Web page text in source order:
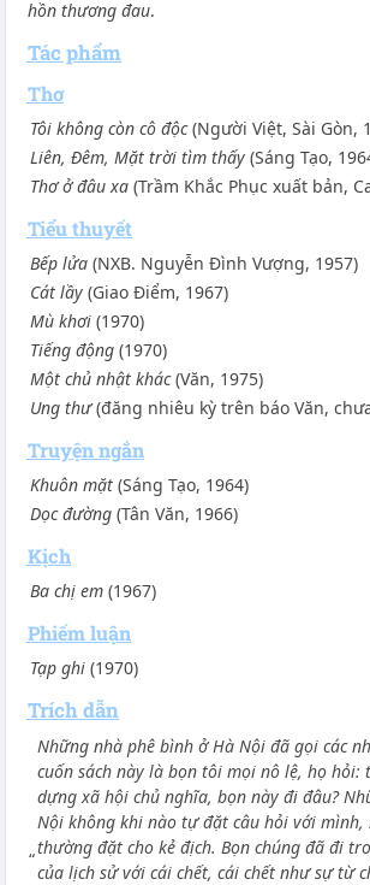
hồn thương đau.
Tác phẩm
Thơ
Tôi không còn cô độc(Người Việt, Sài Gòn,
Liên, Đêm, Mặt trời tìm thấy(Sáng Tạo,
Thơ ở đâu xa(Trầm Khắc Phục xuất bản,
Tiểu thuyết
Bếp lửa(NXB. Nguyễn Đình Vượng, 1957)
Cát lầy(Giao Điểm, 1967)
Mù khơi(1970)
Tiếng động(1970)
Một chủ nhật khác(Văn, 1975)
Ung thư(đăng nhiêu kỳ trên báo Văn,
Truyện ngắn
Khuôn mặt(Sáng Tạo, 1964)
Dọc đường(Tân Văn, 1966)
Kịch
Ba chị em(1967)
Phiếm luận
Tạp ghi(1970)
Trích dẫn
“
Những nhà phê bình ở Hà Nội đã gọi các
cuốn sách này là bọn tôi mọi nô lệ, họ hỏi:
dựng xã hội chủ nghĩa, bọn này đi đâu?
Nội không khi nào tự đặt câu hỏi với mình,
thường đặt cho kẻ địch. Bọn chúng đã đi
của lịch sử với cái chết, cái chết như sự từ